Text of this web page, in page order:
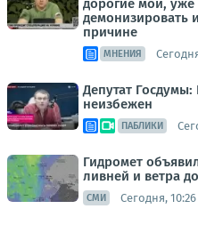
дорогие мои, уже
демонизировать
причине
МНЕНИЯ
Депутат
неизбежен
ПАБЛИКИ
Гидромет
ливней и ветра
СМИ Сегодня, 10:26